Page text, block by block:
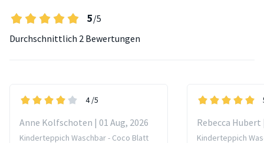
5/5
Durchschnittlich 2 Bewertungen
4 /5
Anne Kolfschoten | 01 Aug, 2026
Kinderteppich Waschbar - Coco Blatt
Rebecca Hubert
Kinderteppich